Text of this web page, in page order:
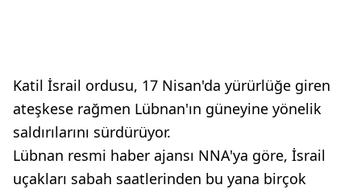
Katil İsrail ordusu, 17 Nisan'da yürürlüğe giren
ateşkese rağmen Lübnan'ın güneyine yönelik
saldırılarını sürdürüyor.
Lübnan resmi haber ajansı NNA'ya göre, İsrail
uçakları sabah saatlerinden bu yana birçok